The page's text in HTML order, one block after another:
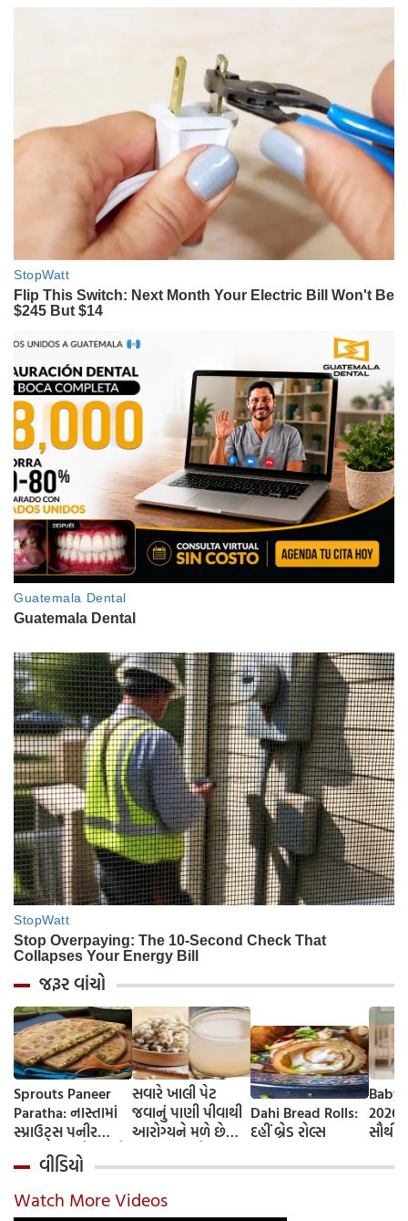
જરૂર વાંચો
Sprouts Paneer
Paratha: નાસ્તામાં
સ્પ્રાઉટ્સ પનીર
પરાઠા બનાવો, તમને
પ્રોટીનનો ડબલ ડોઝ
મળશે
સવારે ખાલી પેટ
જવાનું પાણી પીવાથી
આરોગ્યને મળે છે
જાણીએ તેના ફાયદા
અને ઉપયોગ કરવાની
યોગ્ય રીત
Dahi Bread Rolls:
દહીં બ્રેડ રોલ્સ
Baby
વીડિયો
Watch More Videos